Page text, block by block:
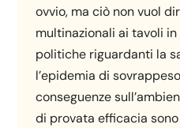
ovvio, ma ciò non vuol
multinazionali ai tavoli
politiche riguardanti la
l’epidemia di
conseguenze
di provata efficacia